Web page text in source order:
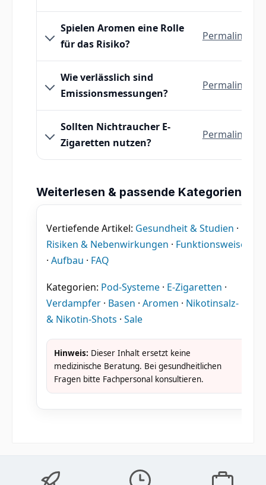
Spielen Aromen eine Rolle
für das Risiko?
Permalink
Wie verlässlich sind
Emissionsmessungen?
Permalink
Sollten Nichtraucher E-
Zigaretten nutzen?
Permalink
Weiterlesen & passende Kategorien
Vertiefende Artikel: Gesundheit & Studien ·
Risiken & Nebenwirkungen · Funktionsweise
·Aufbau · FAQ
Kategorien: Pod-Systeme · E-Zigaretten ·
Verdampfer · Basen ·Aromen · Nikotinsalz-
& Nikotin-Shots ·Sale
Hinweis: Dieser Inhalt ersetzt keine
medizinische Beratung. Bei gesundheitlichen
Fragen bitte Fachpersonal konsultieren.